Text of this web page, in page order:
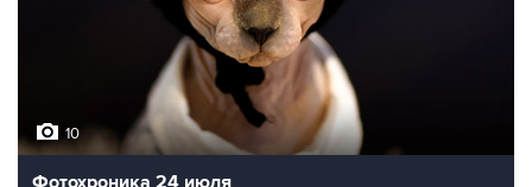
10
Фотохроника 24 июля